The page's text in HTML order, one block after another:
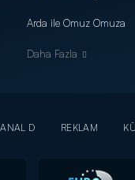
Arda ile Omuz Omuza
Daha Fazla
D REKLAM